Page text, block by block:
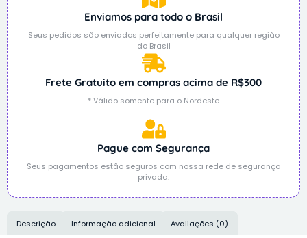
Enviamos para todo o Brasil
Seus pedidos são enviados perfeitamente para qualquer região
do Brasil
Frete Gratuito em compras acima de R$300
* Válido somente para o Nordeste
Pague com Segurança
Seus pagamentos estão seguros com nossa rede de segurança
privada.
Descrição Informação adicional Avaliações (0)